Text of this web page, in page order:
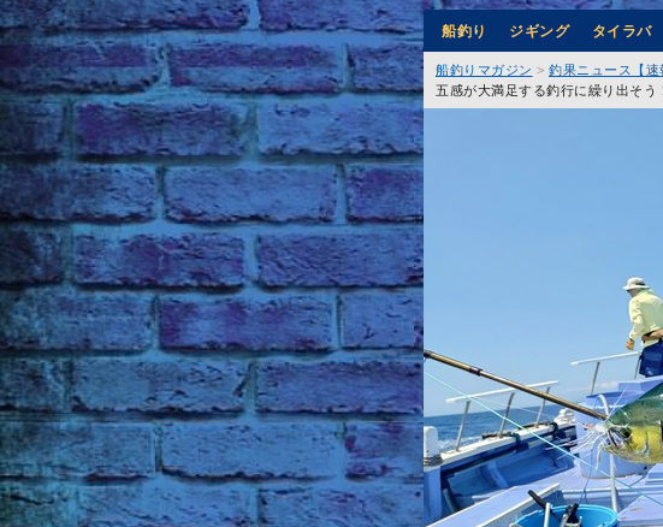
船釣り ジギング タイラバ
船釣りマガジン 釣果ニュース【速
五感が大満足する釣行に繰り出そう！